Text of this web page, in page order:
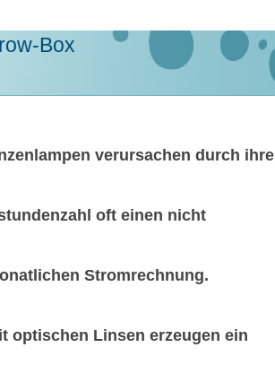
Box
verursachen durch ihre
oft einen nicht
Stromrechnung.
optischen Linsen erzeugen ein